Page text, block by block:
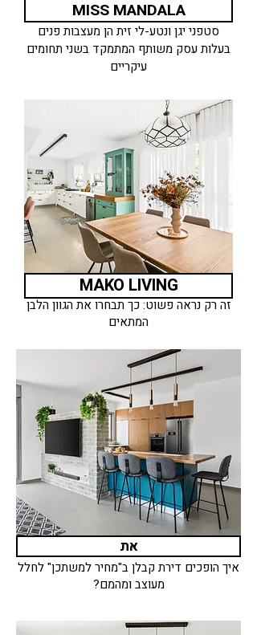
MISS MANDALA
סטפני יגן ונטע-לי זית הן מעצבות פנים
בעלות עסק משותף המתמקד בשני תחומים
עיקריים
MAKO LIVING
זה רק נראה פשוט: כך תבחרו את הגוון הלבן
המתאים
את
איך הופכים דירת קבלן ב"מחיר למשתכן" לחלל
מעוצב ומהמם?